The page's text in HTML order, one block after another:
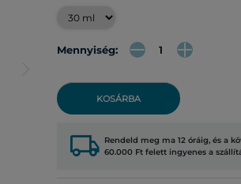
Mennyiség:
KOSÁRBA
local_shipping Rendeld meg ma 12 óráig, és a
60.000 Ft felett ingyenes a